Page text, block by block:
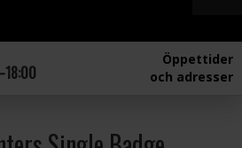
Öppettider
och adresser